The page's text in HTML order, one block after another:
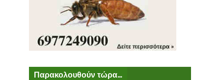
Παρακολουθούν τώρα...